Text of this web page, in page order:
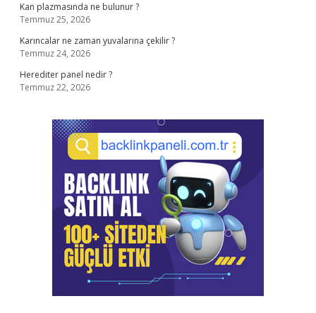
Kan plazmasında ne bulunur ?
Temmuz 25, 2026
Karıncalar ne zaman yuvalarına çekilir ?
Temmuz 24, 2026
Herediter panel nedir ?
Temmuz 22, 2026